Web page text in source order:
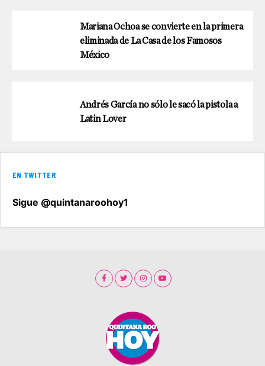
Mariana Ochoa se convierte en la primera
eliminada de La Casa de los Famosos
México
Andrés García no sólo le sacó la pistola a
Latin Lover
EN TWITTER
Sigue @quintanaroohoy1